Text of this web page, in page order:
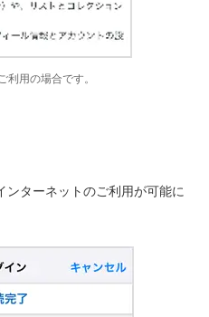
利用の場合です。
ターネットのご利用が可能に